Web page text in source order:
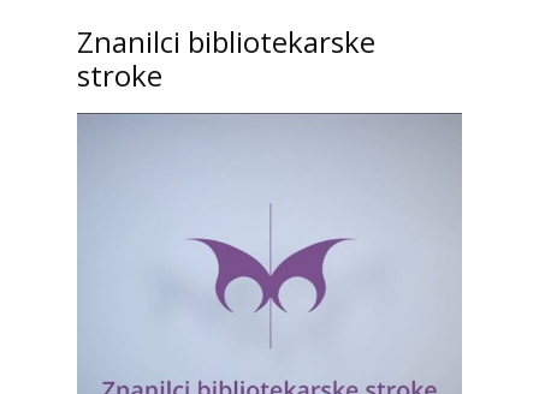
Znanilci bibliotekarske
stroke